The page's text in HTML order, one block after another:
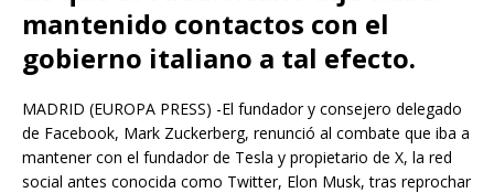
mantenido contactos con el
gobierno italiano a tal efecto.
MADRID (EUROPA PRESS) -El fundador y consejero delegado
de Facebook, Mark Zuckerberg, renunció al combate que iba a
mantener con el fundador de Tesla y propietario de X, la red
social antes conocida como Twitter, Elon Musk, tras reprochar